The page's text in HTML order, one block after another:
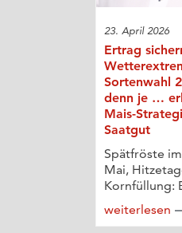
23. April 2026
Ertrag
Sortenwahl
denn je …
Mais-
Saatgut
Spätfröste
Mai,
Kornfüllung:
weiterlesen